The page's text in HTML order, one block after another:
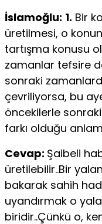
İslamoğlu: 1. Bir
üretilmesi, o
tartışma konusu
zamanlar tefsire
sonraki
çevriliyorsa, bu
öncekilerle
farkı olduğu
Cevap: Şaibeli
üretilebilir..Bir
bakarak sahih
uyandırmak o
biridir..Çünkü o,